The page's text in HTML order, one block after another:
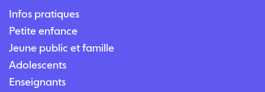
Infos pratiques
Petite enfance
Jeune public et famille
Adolescents
Enseignants